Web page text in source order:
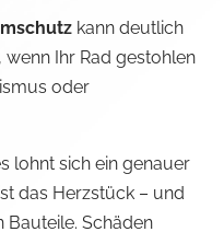
kann deutlich
wenn Ihr Rad gestohlen
oder
lohnt sich ein genauer
das Herzstück – und
Bauteile. Schäden